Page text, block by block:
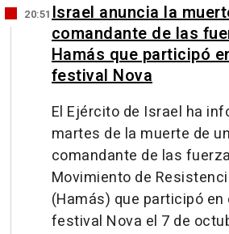
20:51Israel anuncia la
comandante de las
Hamás que participó
festival Nova
El Ejército de Israel ha
martes de la muerte de
comandante de las
Movimiento de
(Hamás) que participó
festival Nova el 7 de